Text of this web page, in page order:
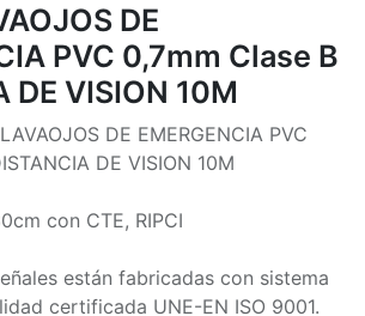
DE
PVC 0,7mm Clase B
DE VISION 10M
DE EMERGENCIA PVC
DE VISION 10M
con CTE, RIPCI
están fabricadas con sistema
certificada UNE-EN ISO 9001.